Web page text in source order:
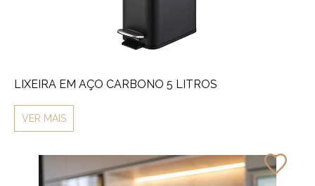
LIXEIRA EM AÇO CARBONO 5 LITROS
VER MAIS